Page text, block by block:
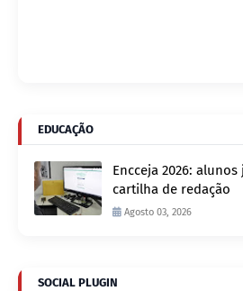
EDUCAÇÃO
Encceja 2026:
cartilha de redação
Agosto 03, 2026
SOCIAL PLUGIN